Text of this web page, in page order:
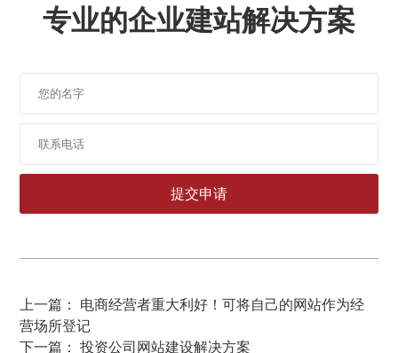
专业的企业建站解决方案
上一篇： 电商经营者重大利好！可将自己的网站作为经
营场所登记
下一篇： 投资公司网站建设解决方案